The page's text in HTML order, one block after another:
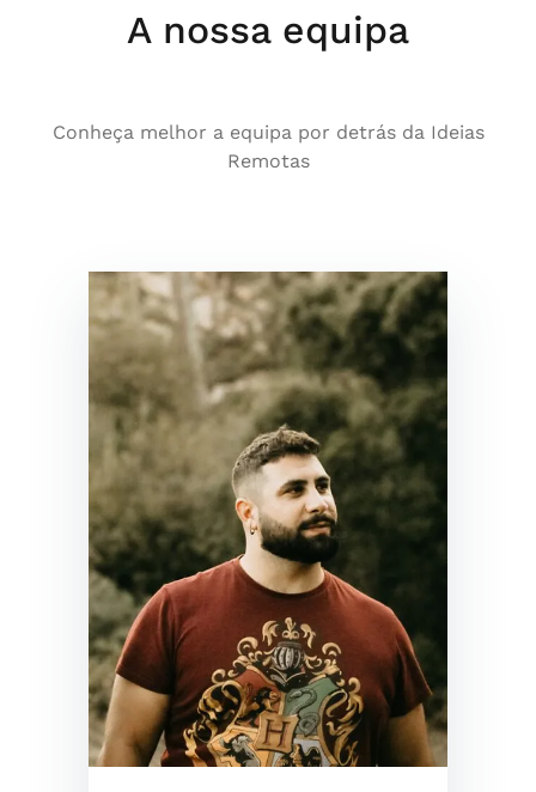
A nossa equipa
Conheça melhor a equipa por detrás da Ideias
Remotas